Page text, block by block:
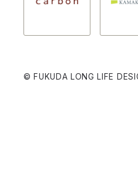
© FUKUDA LONG LIFE